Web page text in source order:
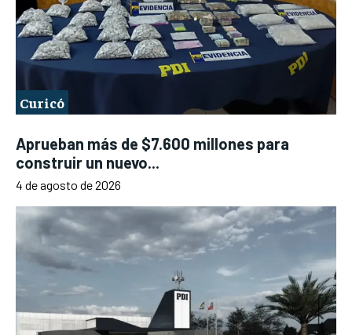
Curicó
Aprueban más de $7.600 millones para
construir un nuevo...
4 de agosto de 2026